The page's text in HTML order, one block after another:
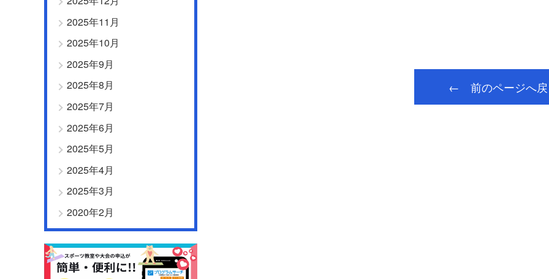
← 前のページへ
2025年11月
2025年10月
2025年9月
2025年8月
2025年7月
2025年6月
2025年5月
2025年4月
2025年3月
2020年2月